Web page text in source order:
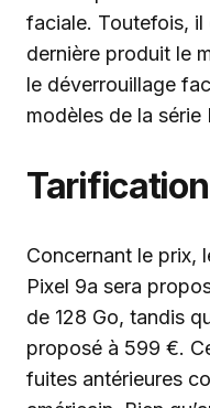
faciale. Toutefois,
dernière produit le
le déverrouillage
modèles de la série
Concernant le prix,
Pixel 9a sera
de 128 Go, tandis
proposé à 599 €.
fuites antérieures